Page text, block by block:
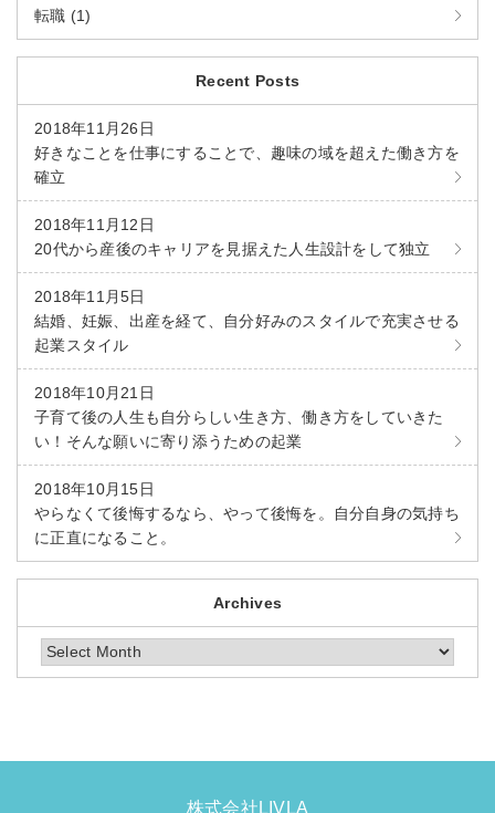
転職 (1)
Recent Posts
2018年11月26日
好きなことを仕事にすることで、趣味の域を超えた働き方を
確立
2018年11月12日
20代から産後のキャリアを見据えた人生設計をして独立
2018年11月5日
結婚、妊娠、出産を経て、自分好みのスタイルで充実させる
起業スタイル
2018年10月21日
⼦育て後の⼈⽣も⾃分らしい⽣き⽅、働き⽅をしていきた
い！そんな願いに寄り添うための起業
2018年10月15日
やらなくて後悔するなら、やって後悔を。自分自身の気持ち
に正直になること。
Archives
Archives
株式会社LIVLA